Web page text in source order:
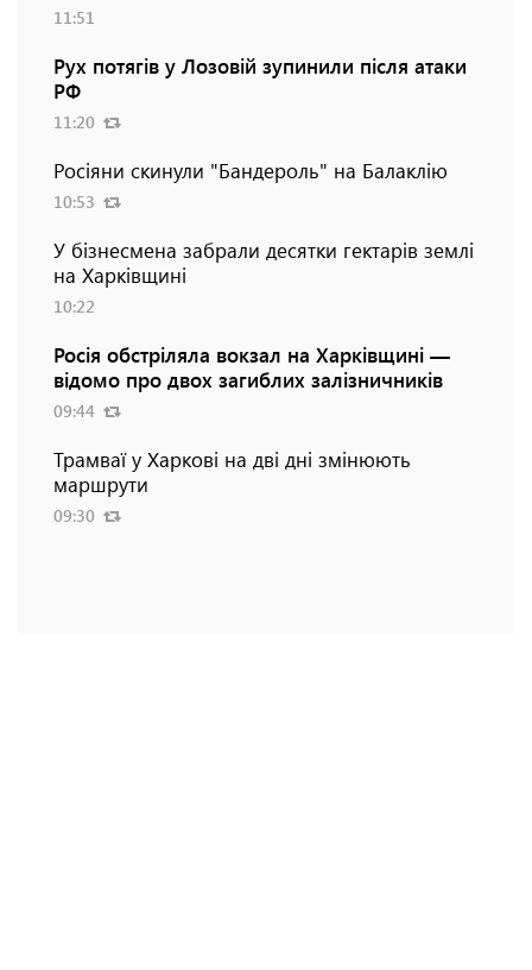
11:51
Рух потягів у Лозовій зупинили після атаки
РФ
11:20
Росіяни скинули "Бандероль" на Балаклію
10:53
У бізнесмена забрали десятки гектарів землі
на Харківщині
10:22
Росія обстріляла вокзал на Харківщині —
відомо про двох загиблих залізничників
09:44
Трамваї у Харкові на дві дні змінюють
маршрути
09:30